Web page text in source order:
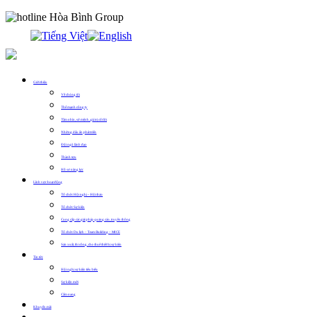
Giới thiệu
Về chúng tôi
Thế mạnh công ty
Tầm nhìn, sứ mệnh, giá trị cốt lõi
Những dấu ấn phát triển
Đội ngũ lãnh đạo
Thành tựu
Hồ sơ năng lực
Lĩnh vực hoạt động
Tổ chức Hội nghị – Hội thảo
Tổ chức Sự kiện
Cung cấp các giải pháp quảng cáo, truyền thông
Tổ chức Du lịch – Team Building – MICE
Sản xuất, thi công, cho thuê thiết bị sự kiện
Tin tức
Hội nghị sự kiện tiêu biểu
Sự kiện mới
Cẩm nang
Khuyến mãi